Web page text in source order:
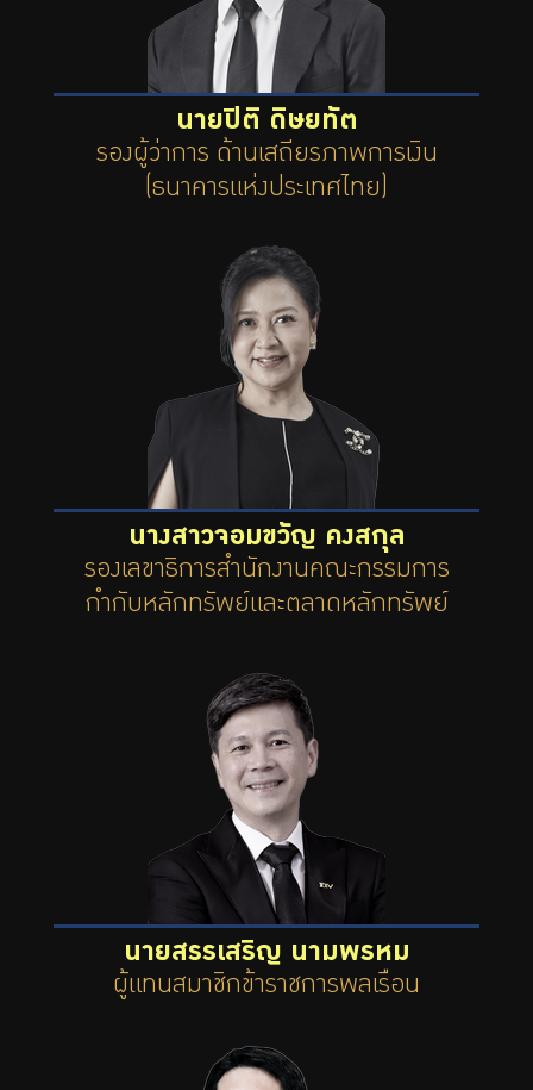
นายปิติ ดิษยทัต
รองผู้ว่าการ ด้านเสถียรภาพการเงิน
(ธนาคารแห่งประเทศไทย)
นางสาวจอมขวัญ คงสกุล
รองเลขาธิการสำนักงานคณะกรรมการ
กำกับหลักทรัพย์และตลาดหลักทรัพย์
นายสรรเสริญ นามพรหม
ผู้แทนสมาชิกข้าราชการพลเรือน